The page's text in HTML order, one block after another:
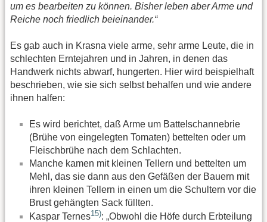
um es bearbeiten zu können. Bisher leben aber Arme und
Reiche noch friedlich beieinander.“
Es gab auch in Krasna viele arme, sehr arme Leute, die in
schlechten Erntejahren und in Jahren, in denen das
Handwerk nichts abwarf, hungerten. Hier wird beispielhaft
beschrieben, wie sie sich selbst behalfen und wie andere
ihnen halfen:
Es wird berichtet, daß Arme um Battelschannebrie
(Brühe von eingelegten Tomaten) bettelten oder um
Fleischbrühe nach dem Schlachten.
Manche kamen mit kleinen Tellern und bettelten um
Mehl, das sie dann aus den Gefäßen der Bauern mit
ihren kleinen Tellern in einen um die Schultern vor die
Brust gehängten Sack füllten.
Kaspar Ternes15): „Obwohl die Höfe durch Erbteilung